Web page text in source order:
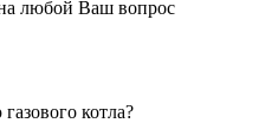
любой Ваш вопрос
котла?